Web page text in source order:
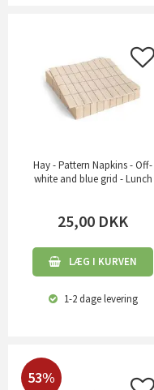
Hay - Pattern Napkins - Off-
white and blue grid - Lunch
25,00 DKK
LÆG I KURVEN
1-2 dagelevering
53%